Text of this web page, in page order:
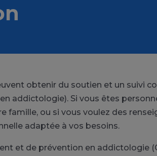
obtenir du soutien et un suivi
addictologie). Si vous êtes
famille, ou si vous voulez des
adaptée à vos besoins.
et de prévention en addictologie